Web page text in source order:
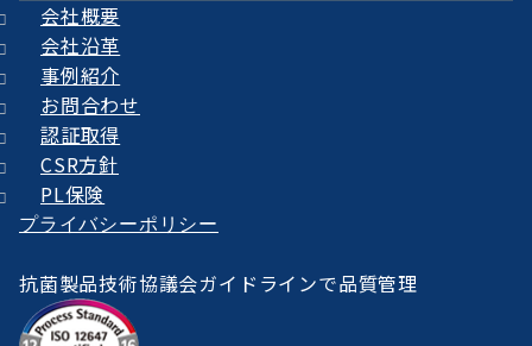
会社概要
会社沿革
事例紹介
お問合わせ
認証取得
CSR方針
PL保険
プライバシーポリシー
抗菌製品技術協議会ガイドラインで品質管理